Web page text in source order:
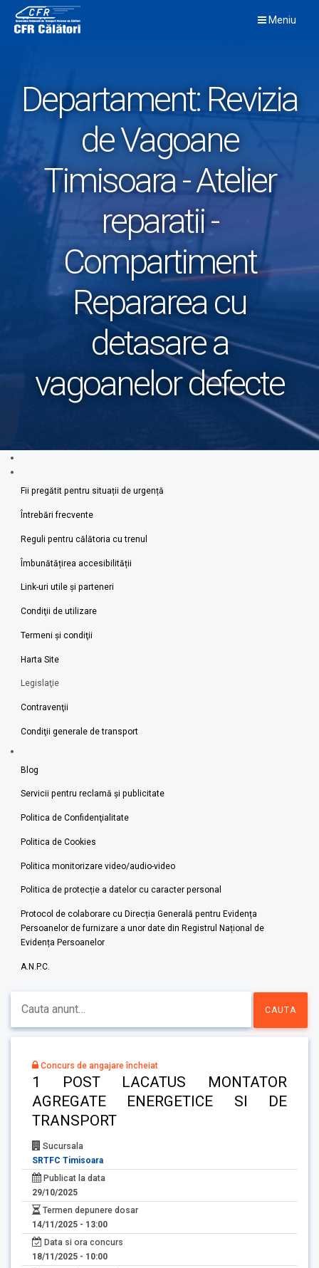
content
Meniu
Departament: Revizia
de Vagoane
Timisoara - Atelier
reparatii -
Compartiment
Repararea cu
detasare a
vagoanelor defecte
Fii pregătit pentru situații de urgență
Întrebări frecvente
Reguli pentru călătoria cu trenul
Îmbunătățirea accesibilității
Link-uri utile şi parteneri
Condiţii de utilizare
Termeni şi condiţii
Harta Site
Legislaţie
Contravenţii
Condiţii generale de transport
Blog
Servicii pentru reclamă și publicitate
Politica de Confidenţialitate
Politica de Cookies
Politica monitorizare video/audio-video
Politica de protecție a datelor cu caracter personal
Protocol de colaborare cu Direcția Generală pentru Evidența
Persoanelor de furnizare a unor date din Registrul Național de
Evidența Persoanelor
A.N.P.C.
Concurs de angajare încheiat
1 POST LACATUS MONTATOR
AGREGATE ENERGETICE SI DE
TRANSPORT
Sucursala
SRTFC Timisoara
Publicat la data
29/10/2025
Termen depunere dosar
14/11/2025 - 13:00
Data si ora concurs
18/11/2025 - 10:00